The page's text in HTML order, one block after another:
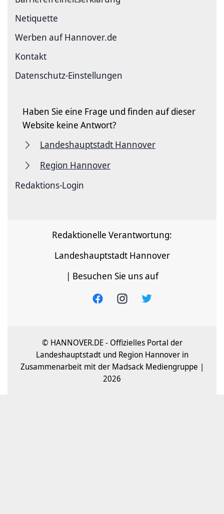
Netiquette
Werben auf Hannover.de
Kontakt
Datenschutz-Einstellungen
Haben Sie eine Frage und finden auf dieser
Website keine Antwort?
Landeshauptstadt Hannover
Region Hannover
Redaktions-Login
Redaktionelle Verantwortung:
Landeshauptstadt Hannover
| Besuchen Sie uns auf
© HANNOVER.DE - Offizielles Portal der
Landeshauptstadt und Region Hannover in
Zusammenarbeit mit der Madsack Mediengruppe |
2026